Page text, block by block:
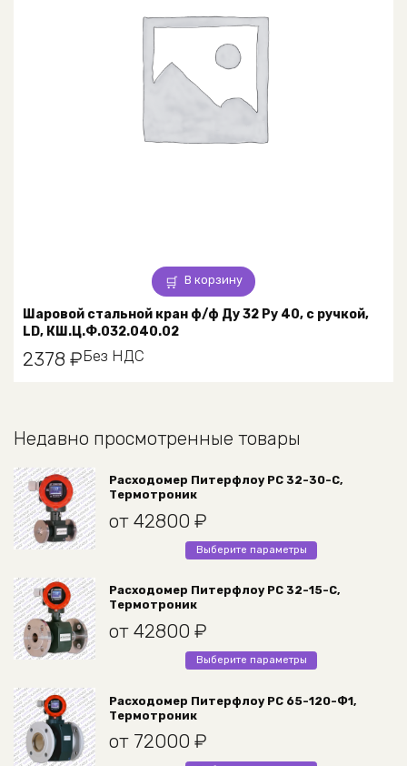
В корзину
Шаровой стальной кран ф/ф Ду 32 Ру 40, с ручкой,
LD, КШ.Ц.Ф.032.040.02
2378 ₽Без НДС
Недавно просмотренные товары
Расходомер Питерфлоу РС 32-30-С,
Термотроник
от 42800 ₽
Выберите параметры
Этот
имеет
можно
на
Расходомер Питерфлоу РС 32-15-С,
Термотроник
от 42800 ₽
Выберите параметры
Этот
имеет
Расходомер Питерфлоу РС 65-120-Ф1,
Термотроник
от 72000 ₽